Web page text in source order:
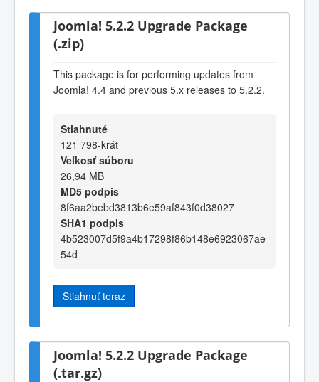
Joomla! 5.2.2 Upgrade Package
(.zip)
This package is for performing updates from
Joomla! 4.4 and previous 5.x releases to 5.2.2.
Stiahnuté
121 798-krát
Veľkosť súboru
26,94 MB
MD5 podpis
8f6aa2bebd3813b6e59af843f0d38027
SHA1 podpis
4b523007d5f9a4b17298f86b148e6923067ae
54d
Stiahnuť teraz
Joomla! 5.2.2 Upgrade Package
(.tar.gz)